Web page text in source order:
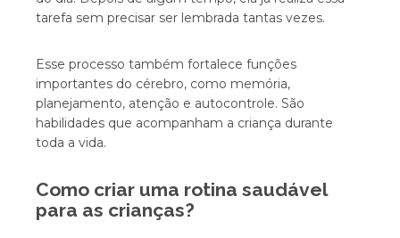
tarefa sem precisar ser lembrada tantas vezes.
Esse processo também fortalece funções
importantes do cérebro, como memória,
planejamento, atenção e autocontrole. São
habilidades que acompanham a criança durante
toda a vida.
Como criar uma rotina saudável
para as crianças?